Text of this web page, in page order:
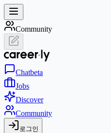
Community
Chatbeta
Jobs
Discover
Community
로그인